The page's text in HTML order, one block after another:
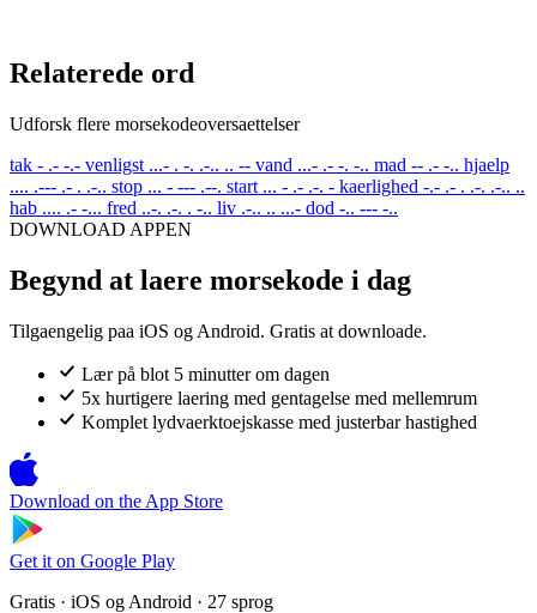
Relaterede ord
Udforsk flere morsekodeoversaettelser
tak - .- -.- venligst ...- . -. .-.. .. -- vand ...- .- -. -.. mad -- .- -.. hjaelp
.... .--- .- . .-.. stop ... - --- .--. start ... - .- .-. - kaerlighed -.- .- . .-. .-.. ..
hab .... .- -... fred ..-. .-. . -.. liv .-.. .. ...- dod -.. --- -..
DOWNLOAD APPEN
Begynd at laere morsekode i dag
Tilgaengelig paa iOS og Android. Gratis at downloade.
Lær på blot 5 minutter om dagen
5x hurtigere laering med gentagelse med mellemrum
Komplet lydvaerktoejskasse med justerbar hastighed
Download on the App Store
Get it on Google Play
Gratis · iOS og Android · 27 sprog